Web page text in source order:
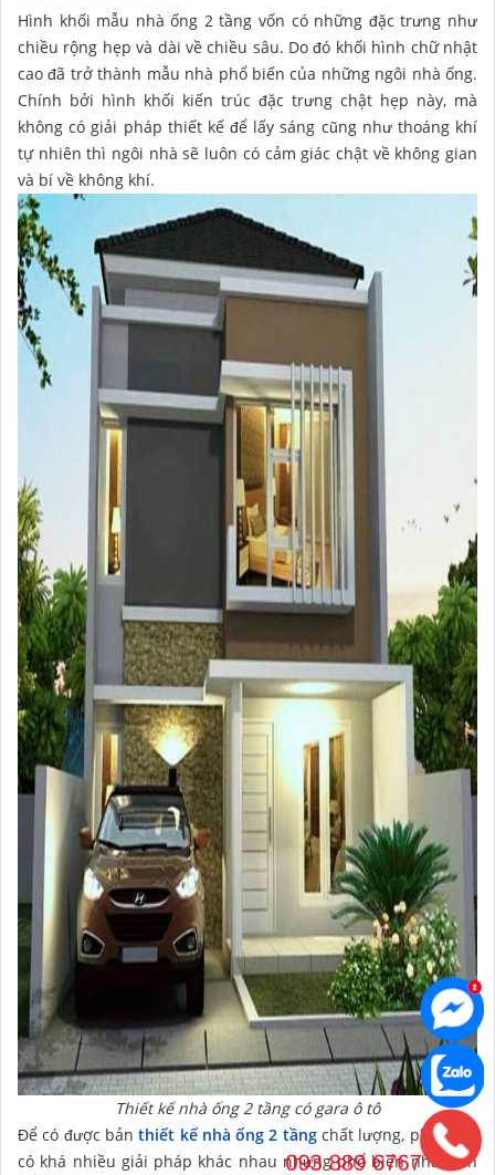
Hình khối mẫu nhà ống 2 tầng vốn có những đặc trưng như
chiều rộng hẹp và dài về chiều sâu. Do đó khối hình chữ nhật
cao đã trở thành mẫu nhà phổ biến của những ngôi nhà ống.
Chính bởi hình khối kiến trúc đặc trưng chật hẹp này, mà
không có giải pháp thiết kế để lấy sáng cũng như thoáng khí
tự nhiên thì ngôi nhà sẽ luôn có cảm giác chật về không gian
và bí về không khí.
Thiết kế nhà ống 2 tầng có gara ô tô
Để có được bảnthiết kế nhà ống 2 tầngchất lượng, phù hợp,
có khá nhiều giải pháp khác nhau nhưng phổ biến nhất vẫn